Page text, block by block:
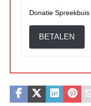
Donatie Spreekbuis
BETALEN